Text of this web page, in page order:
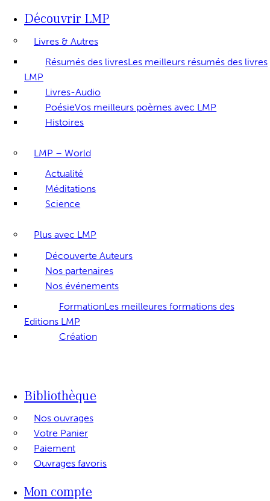
Découvrir LMP
Livres & Autres
Résumés des livresLes meilleurs résumés des livres
LMP
Livres-Audio
PoésieVos meilleurs poèmes avec LMP
Histoires
LMP – World
Actualité
Méditations
Science
Plus avec LMP
Découverte Auteurs
Nos partenaires
Nos événements
FormationLes meilleures formations des
Editions LMP
Création
Bibliothèque
Nos ouvrages
Votre Panier
Paiement
Ouvrages favoris
Mon compte